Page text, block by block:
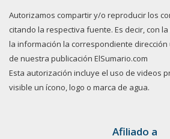
Autorizamos compartir y/o reproducir los
citando la respectiva fuente. Es decir, con
la información la correspondiente
de nuestra publicación ElSumario.com
Esta autorización incluye el uso de videos
visible un ícono, logo o marca de agua.
Afiliado a